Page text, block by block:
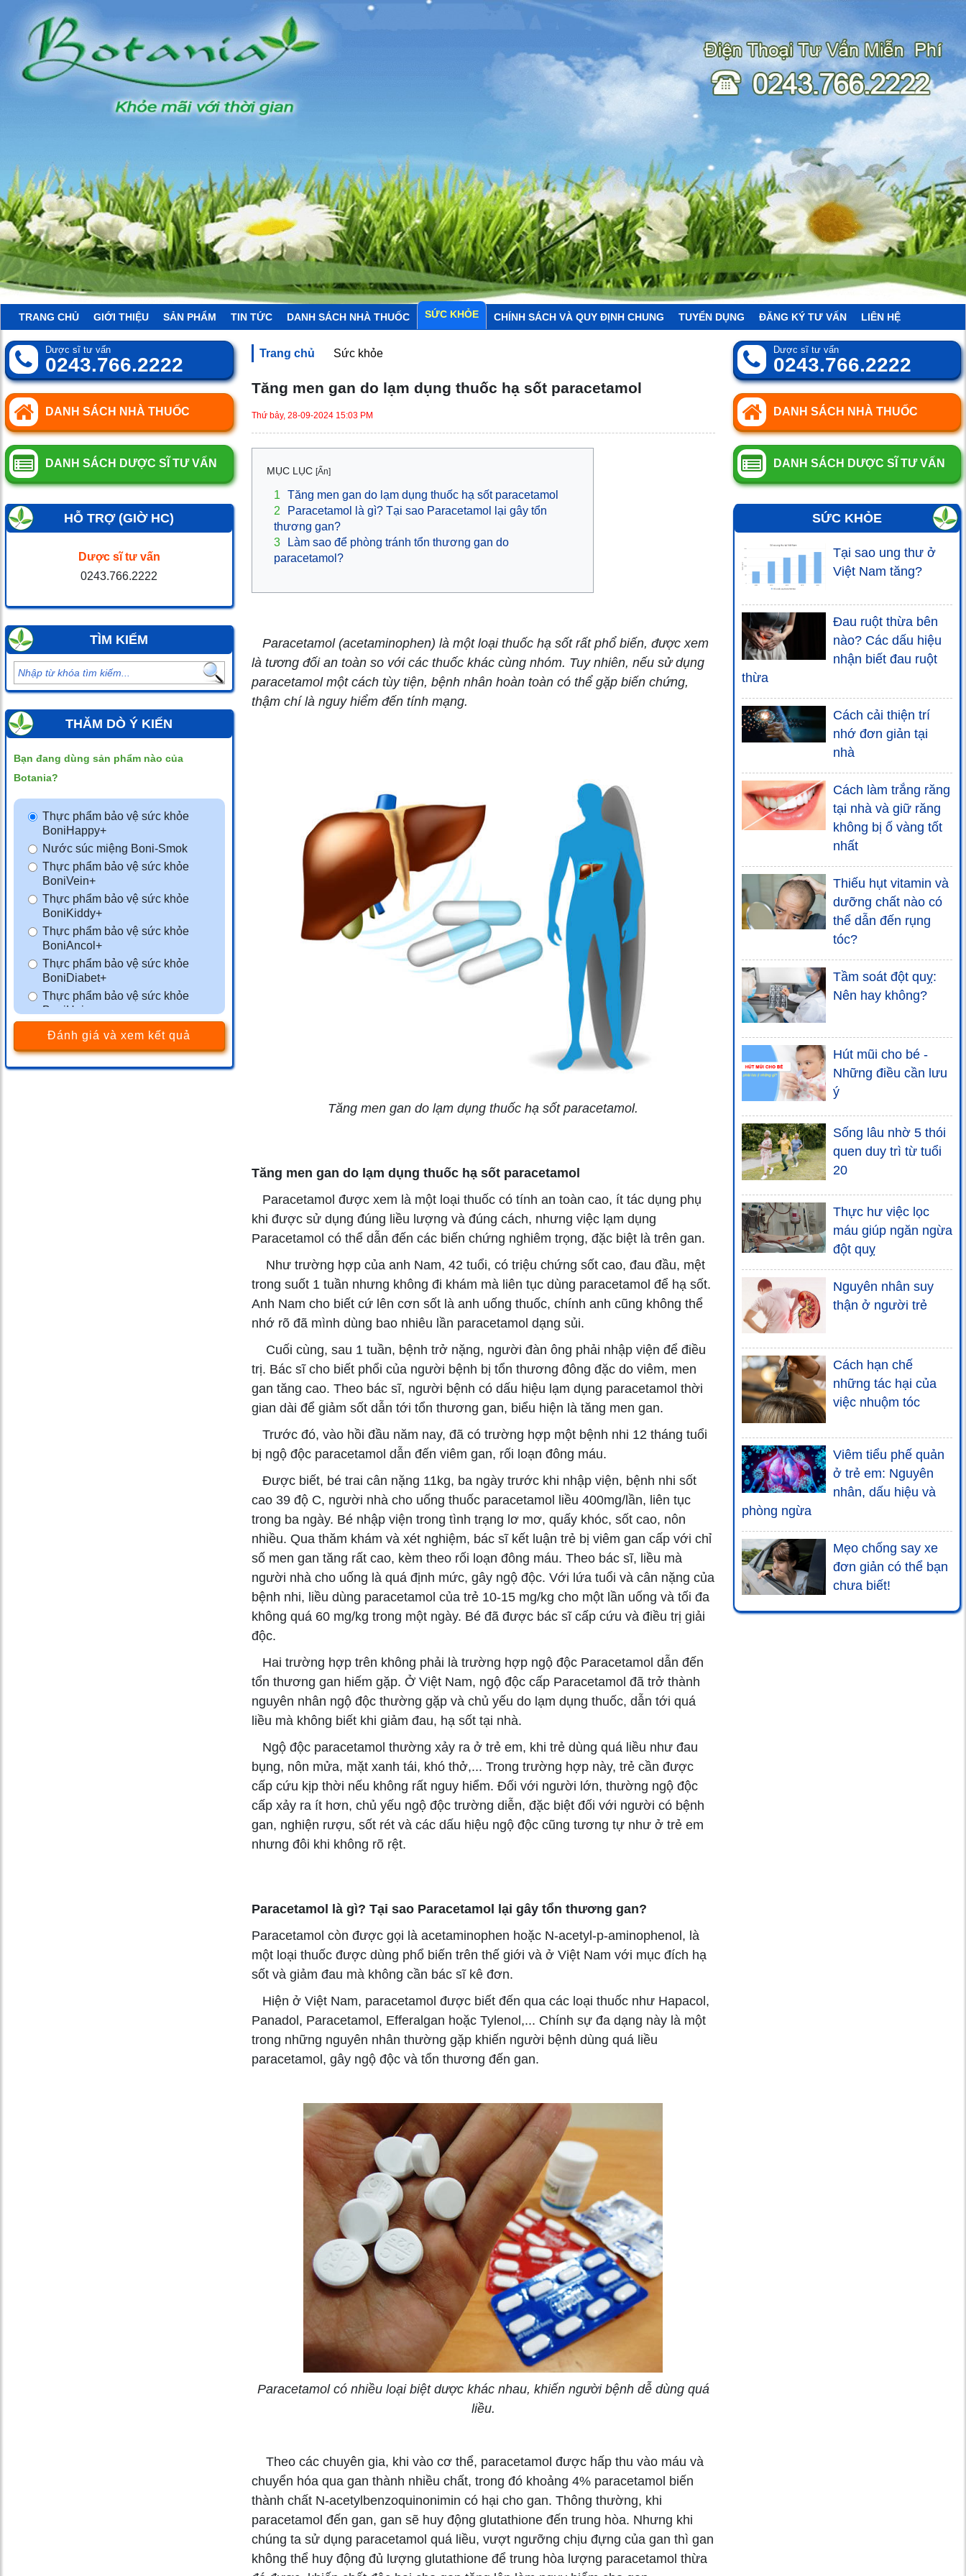
TRANG CHỦ GIỚI THIỆU SẢN PHẨM TIN TỨC DANH SÁCH NHÀ THUỐC SỨC KHỎE CHÍNH SÁCH VÀ QUY ĐỊNH CHUNG TUYỂN DỤNG ĐĂNG KÝ TƯ VẤN LIÊN HỆ
0SP
Dược sĩ tư vấn
0243.766.2222
DANH SÁCH NHÀ THUỐC
DANH SÁCH DƯỢC SĨ TƯ VẤN
HỖ TRỢ (GIỜ HC)
Dược sĩ tư vấn
0243.766.2222
TÌM KIẾM
THĂM DÒ Ý KIẾN
Bạn đang dùng sản phẩm nào của
Botania?
Thực phẩm bảo vệ sức khỏe
BoniHappy+
Nước súc miệng Boni-Smok
Thực phẩm bảo vệ sức khỏe
BoniVein+
Thực phẩm bảo vệ sức khỏe
BoniKiddy+
Thực phẩm bảo vệ sức khỏe
BoniAncol+
Thực phẩm bảo vệ sức khỏe
BoniDiabet+
Thực phẩm bảo vệ sức khỏe
BoniHair
Thực phẩm bảo vệ sức khỏe
BoniSleep+
BoniSeal+
Đánh giá và xem kết quả
Trang chủ Sức khỏe
Tăng men gan do lạm dụng thuốc hạ sốt paracetamol
Thứ bảy, 28-09-2024 15:03 PM
MỤC LỤC [Ẩn]
1
Tăng men gan do lạm dụng thuốc hạ sốt paracetamol
2
Paracetamol là gì? Tại sao Paracetamol lại gây tổn
thương gan?
3
Làm sao để phòng tránh tổn thương gan do
paracetamol?
Paracetamol (acetaminophen) là một loại thuốc hạ sốt rất phổ biến, được xem
là tương đối an toàn so với các thuốc khác cùng nhóm. Tuy nhiên, nếu sử dụng
paracetamol một cách tùy tiện, bệnh nhân hoàn toàn có thể gặp biến chứng,
thậm chí là nguy hiểm đến tính mạng.
Tăng men gan do lạm dụng thuốc hạ sốt paracetamol.
Tăng men gan do lạm dụng thuốc hạ sốt paracetamol
Paracetamol được xem là một loại thuốc có tính an toàn cao, ít tác dụng phụ
khi được sử dụng đúng liều lượng và đúng cách, nhưng việc lạm dụng
Paracetamol có thể dẫn đến các biến chứng nghiêm trọng, đặc biệt là trên gan.
Như trường hợp của anh Nam, 42 tuổi, có triệu chứng sốt cao, đau đầu, mệt
trong suốt 1 tuần nhưng không đi khám mà liên tục dùng paracetamol để hạ sốt.
Anh Nam cho biết cứ lên cơn sốt là anh uống thuốc, chính anh cũng không thể
nhớ rõ đã mình dùng bao nhiêu lần paracetamol dạng sủi.
Cuối cùng, sau 1 tuần, bệnh trở nặng, người đàn ông phải nhập viện để điều
trị. Bác sĩ cho biết phổi của người bệnh bị tổn thương đông đặc do viêm, men
gan tăng cao. Theo bác sĩ, người bệnh có dấu hiệu lạm dụng paracetamol thời
gian dài để giảm sốt dẫn tới tổn thương gan, biểu hiện là tăng men gan.
Trước đó, vào hồi đầu năm nay, đã có trường hợp một bệnh nhi 12 tháng tuổi
bị ngộ độc paracetamol dẫn đến viêm gan, rối loạn đông máu.
Được biết, bé trai cân nặng 11kg, ba ngày trước khi nhập viện, bệnh nhi sốt
cao 39 độ C, người nhà cho uống thuốc paracetamol liều 400mg/lần, liên tục
trong ba ngày. Bé nhập viện trong tình trạng lơ mơ, quấy khóc, sốt cao, nôn
nhiều. Qua thăm khám và xét nghiệm, bác sĩ kết luận trẻ bị viêm gan cấp với chỉ
số men gan tăng rất cao, kèm theo rối loạn đông máu. Theo bác sĩ, liều mà
người nhà cho uống là quá định mức, gây ngộ độc. Với lứa tuổi và cân nặng của
bệnh nhi, liều dùng paracetamol của trẻ 10-15 mg/kg cho một lần uống và tối đa
không quá 60 mg/kg trong một ngày. Bé đã được bác sĩ cấp cứu và điều trị giải
độc.
Hai trường hợp trên không phải là trường hợp ngộ độc Paracetamol dẫn đến
tổn thương gan hiếm gặp. Ở Việt Nam, ngộ độc cấp Paracetamol đã trở thành
nguyên nhân ngộ độc thường gặp và chủ yếu do lạm dụng thuốc, dẫn tới quá
liều mà không biết khi giảm đau, hạ sốt tại nhà.
Ngộ độc paracetamol thường xảy ra ở trẻ em, khi trẻ dùng quá liều như đau
bụng, nôn mửa, mặt xanh tái, khó thở,... Trong trường hợp này, trẻ cần được
cấp cứu kịp thời nếu không rất nguy hiểm. Đối với người lớn, thường ngộ độc
cấp xảy ra ít hơn, chủ yếu ngộ độc trường diễn, đặc biệt đối với người có bệnh
gan, nghiện rượu, sốt rét và các dấu hiệu ngộ độc cũng tương tự như ở trẻ em
nhưng đôi khi không rõ rệt.
Paracetamol là gì? Tại sao Paracetamol lại gây tổn thương gan?
Paracetamol còn được gọi là acetaminophen hoặc N-acetyl-p-aminophenol, là
một loại thuốc được dùng phổ biến trên thế giới và ở Việt Nam với mục đích hạ
sốt và giảm đau mà không cần bác sĩ kê đơn.
Hiện ở Việt Nam, paracetamol được biết đến qua các loại thuốc như Hapacol,
Panadol, Paracetamol, Efferalgan hoặc Tylenol,... Chính sự đa dạng này là một
trong những nguyên nhân thường gặp khiến người bệnh dùng quá liều
paracetamol, gây ngộ độc và tổn thương đến gan.
Paracetamol có nhiều loại biệt dược khác nhau, khiến người bệnh dễ dùng quá
liều.
Theo các chuyên gia, khi vào cơ thể, paracetamol được hấp thu vào máu và
chuyển hóa qua gan thành nhiều chất, trong đó khoảng 4% paracetamol biến
thành chất N-acetylbenzoquinonimin có hại cho gan. Thông thường, khi
paracetamol đến gan, gan sẽ huy động glutathione đến trung hòa. Nhưng khi
chúng ta sử dụng paracetamol quá liều, vượt ngưỡng chịu đựng của gan thì gan
không thể huy động đủ lượng glutathione để trung hòa lượng paracetamol thừa
Dược sĩ tư vấn
0243.766.2222
DANH SÁCH NHÀ THUỐC
DANH SÁCH DƯỢC SĨ TƯ VẤN
SỨC KHỎE
Tại sao ung thư ở
Việt Nam tăng?
Đau ruột thừa bên
nào? Các dấu hiệu
nhận biết đau ruột
thừa
Cách cải thiện trí
nhớ đơn giản tại
nhà
Cách làm trắng răng
tại nhà và giữ răng
không bị ố vàng tốt
nhất
Thiếu hụt vitamin và
dưỡng chất nào có
thể dẫn đến rụng
tóc?
Tầm soát đột quỵ:
Nên hay không?
Hút mũi cho bé -
Những điều cần lưu
ý
Sống lâu nhờ 5 thói
quen duy trì từ tuổi
20
Thực hư việc lọc
máu giúp ngăn ngừa
đột quỵ
Nguyên nhân suy
thận ở người trẻ
Cách hạn chế
những tác hại của
việc nhuộm tóc
Viêm tiểu phế quản
ở trẻ em: Nguyên
nhân, dấu hiệu và
phòng ngừa
Mẹo chống say xe
đơn giản có thể bạn
chưa biết!